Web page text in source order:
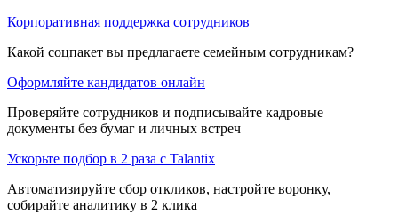
Корпоративная поддержка сотрудников
Какой соцпакет вы предлагаете семейным сотрудникам?
Оформляйте кандидатов онлайн
Проверяйте сотрудников и подписывайте кадровые
документы без бумаг и личных встреч
Ускорьте подбор в 2 раза с Talantix
Автоматизируйте сбор откликов, настройте воронку,
собирайте аналитику в 2 клика